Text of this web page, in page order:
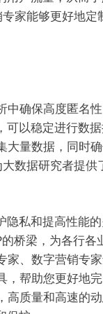
家能够更好地定
确保高度匿名
可以稳定进行数
大量数据，同时
数据研究者提供
私和提高性能
桥梁，为各行各
家、数字营销专
，帮助您更好地
高质量和高速的